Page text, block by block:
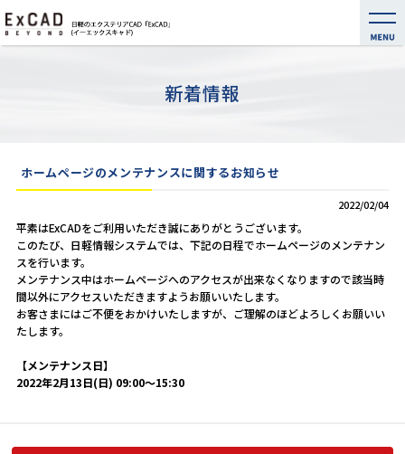
新着情報
ホームページのメンテナンスに関するお知らせ
2022/02/04
平素はExCADをご利用いただき誠にありがとうございます。
このたび、日軽情報システムでは、下記の日程でホームページのメンテナン
スを行います。
メンテナンス中はホームページへのアクセスが出来なくなりますので該当時
間以外にアクセスいただきますようお願いいたします。
お客さまにはご不便をおかけいたしますが、ご理解のほどよろしくお願いい
たします。
【メンテナンス日】
2022年2月13日(日) 09:00～15:30